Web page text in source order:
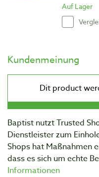
Auf Lager
Kundenmeinung
Baptist nutzt Trusted
Dienstleister zum
Shops hat Maßnahmen
dass es sich um echte
Informationen